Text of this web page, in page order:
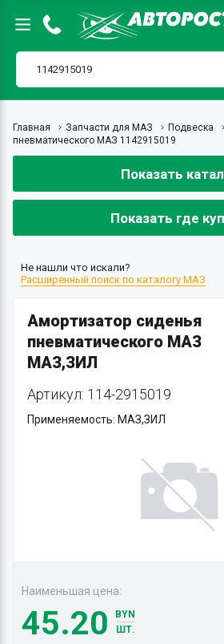
Главная Запчасти для МАЗ Подвеска
пневматического МАЗ 1142915019
Показать
Показать где
Не нашли что искали?
Расширенный поиск по каталогу МАЗ
Амортизатор сиденья
пневматического МАЗ
МАЗ,ЗИЛ
Артикул: 114-2915019
Применяемость: МАЗ,ЗИЛ
Наименьшая цена:
45.20
BYN
ШТ.